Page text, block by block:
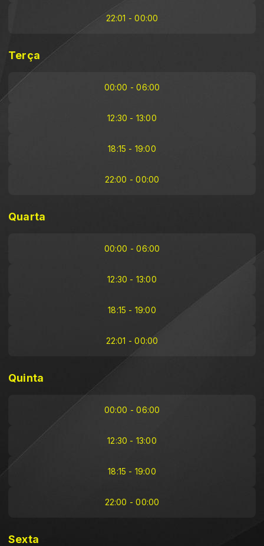
22:01 - 00:00
Terça
00:00 - 06:00
12:30 - 13:00
18:15 - 19:00
22:00 - 00:00
Quarta
00:00 - 06:00
12:30 - 13:00
18:15 - 19:00
22:01 - 00:00
Quinta
00:00 - 06:00
12:30 - 13:00
18:15 - 19:00
22:00 - 00:00
Sexta